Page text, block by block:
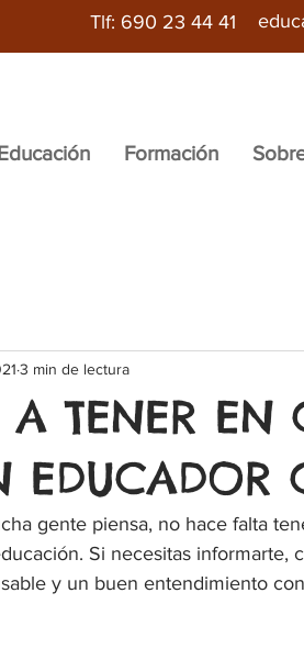
Tlf: 690 23 44 41
Formación
A TENER EN
EDUCADOR
3 min de lectura
gente piensa, no hace falta
Si necesitas informarte,
y un buen entendimiento